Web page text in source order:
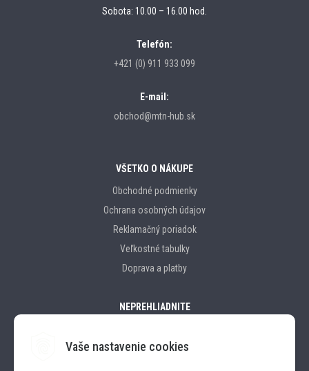
Vaše nastavenie cookies
Sobota: 10.00 – 16.00 hod.
Telefón:
+421 (0) 911 933 099
E-mail:
obchod@mtn-hub.sk
VŠETKO O NÁKUPE
Obchodné podmienky
Ochrana osobných údajov
Reklamačný poriadok
Veľkostné tabulky
Doprava a platby
NEPREHLIADNITE